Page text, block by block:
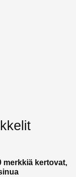
merkkiä kertovat,